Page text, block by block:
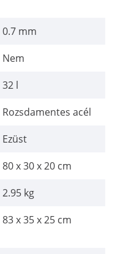
0.7 mm
Nem
32 l
Rozsdamentes acél
Ezüst
80 x 30 x 20 cm
2.95 kg
83 x 35 x 25 cm